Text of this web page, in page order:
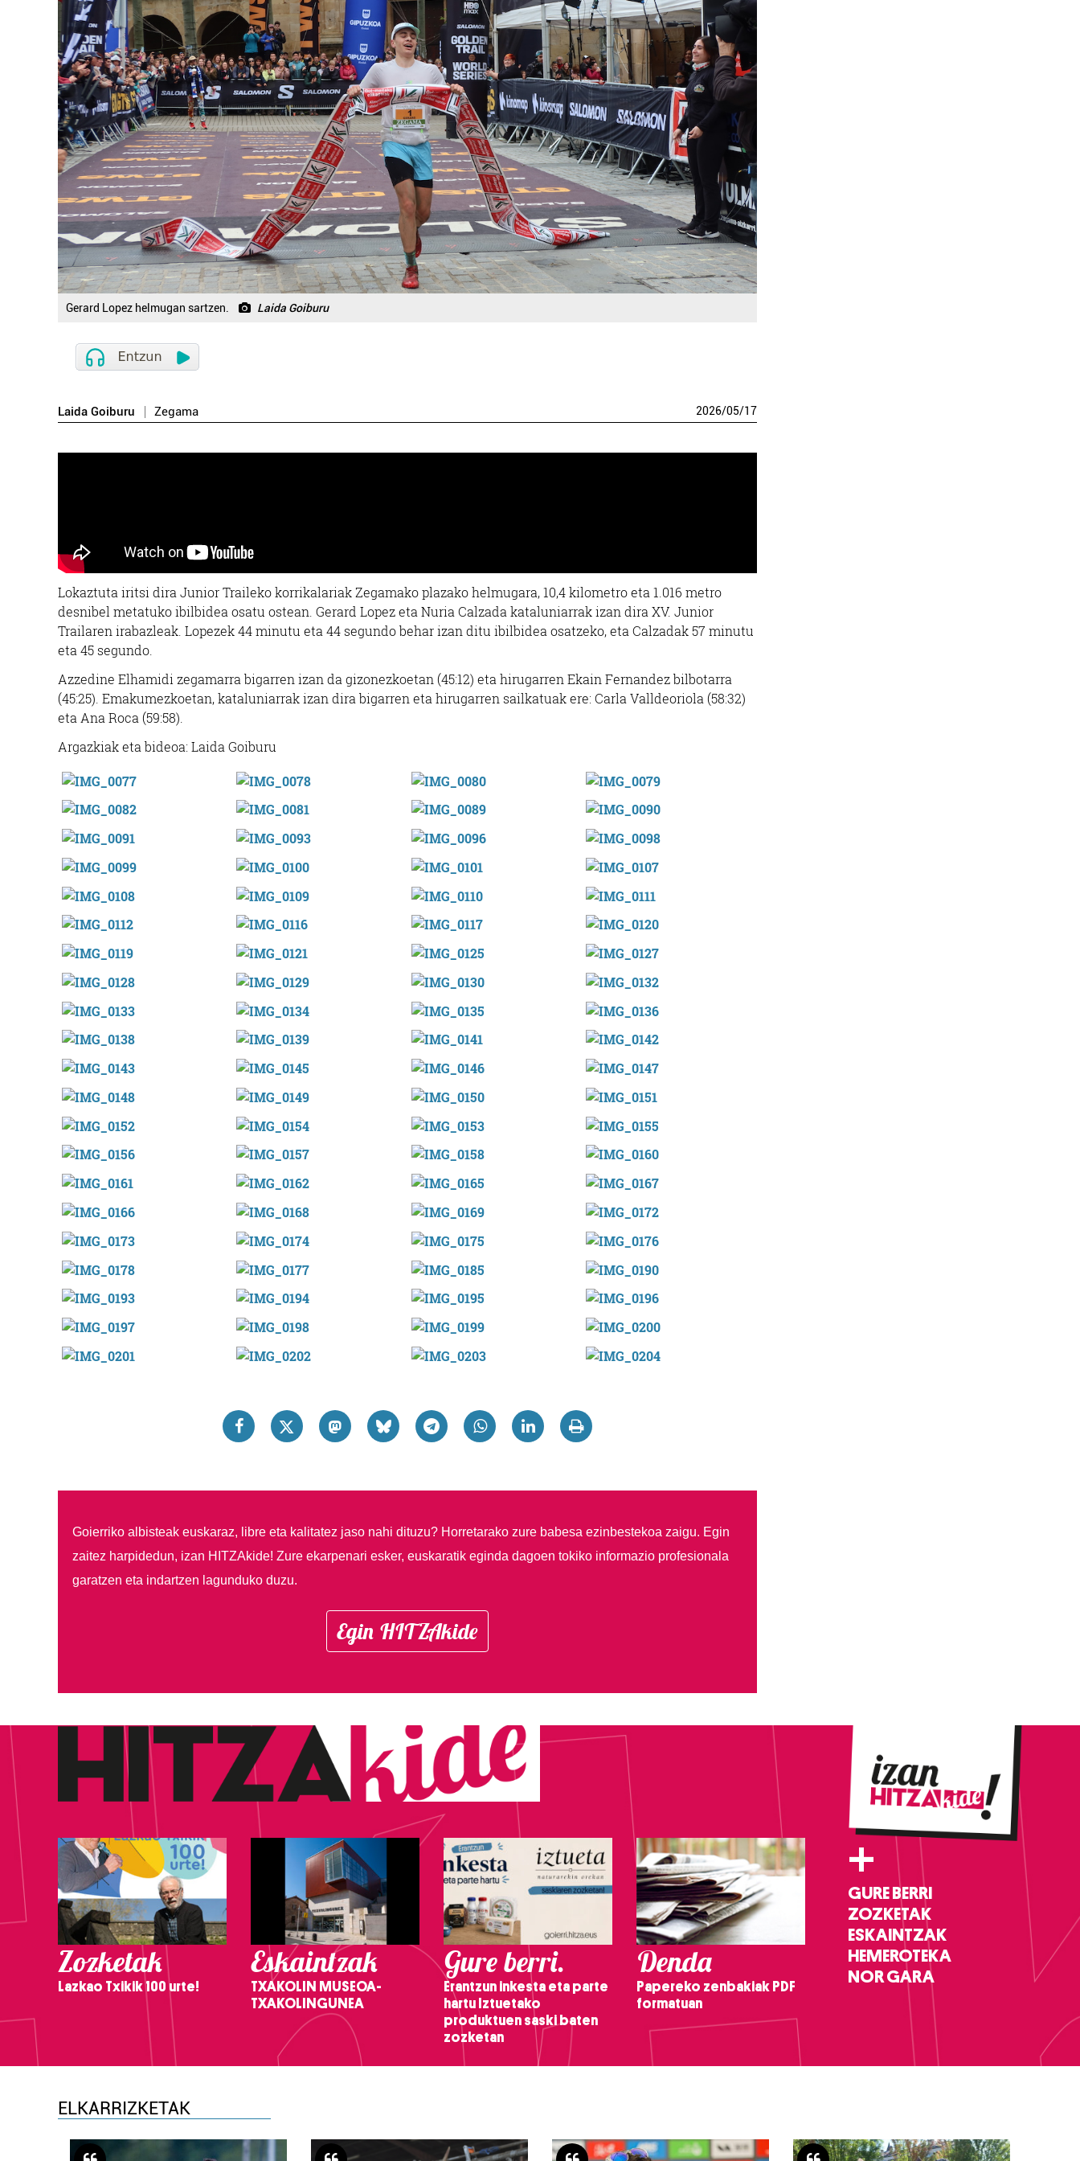
Gerard Lopez helmugan sartzen. Laida Goiburu
Laida Goiburu Zegama 2026/05/17
Lokaztuta iritsi dira Junior Traileko korrikalariak Zegamako plazako helmugara, 10,4 kilometro eta 1.016 metro
desnibel metatuko ibilbidea osatu ostean. Gerard Lopez eta Nuria Calzada kataluniarrak izan dira XV. Junior
Trailaren irabazleak. Lopezek 44 minutu eta 44 segundo behar izan ditu ibilbidea osatzeko, eta Calzadak 57 minutu
eta 45 segundo.
Azzedine Elhamidi zegamarra bigarren izan da gizonezkoetan (45:12) eta hirugarren Ekain Fernandez bilbotarra
(45:25). Emakumezkoetan, kataluniarrak izan dira bigarren eta hirugarren sailkatuak ere: Carla Valldeoriola (58:32)
eta Ana Roca (59:58).
Argazkiak eta bideoa: Laida Goiburu
Goierriko albisteak euskaraz, libre eta kalitatez jaso nahi dituzu? Horretarako zure babesa ezinbestekoa zaigu. Egin
zaitez harpidedun, izan HITZAkide! Zure ekarpenari esker, euskaratik eginda dagoen tokiko informazio profesionala
garatzen eta indartzen lagunduko duzu.
Egin HITZAkide
Zozketak
Lazkao Txikik 100 urte!
Eskaintzak
TXAKOLIN MUSEOA-
TXAKOLINGUNEA
Gure berri.
Erantzun inkesta eta parte
hartu Iztuetako
produktuen saski baten
zozketan
Denda
Papereko zenbakiak PDF
formatuan
+
GURE BERRI
ZOZKETAK
ESKAINTZAK
HEMEROTEKA
NOR GARA
ELKARRIZKETAK